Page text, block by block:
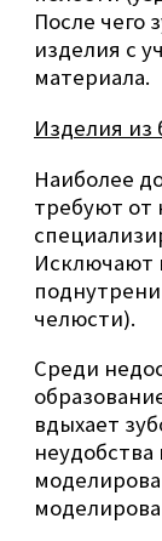
После чего
изделия с
материала.
Изделия
Наиболее
требуют от
Исключают
челюсти).
Среди
вдыхает